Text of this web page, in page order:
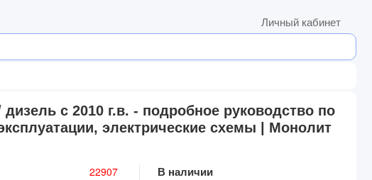
Личный кабинет
дизель с 2010 г.в. - подробное руководство по
электрические схемы | Монолит
22907
В наличии